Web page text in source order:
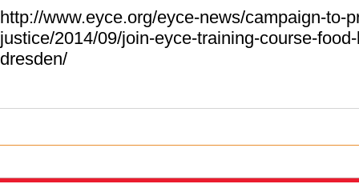
http://www.eyce.org/eyce-news/campaign-to-
justice/2014/09/join-eyce-training-course-
dresden/